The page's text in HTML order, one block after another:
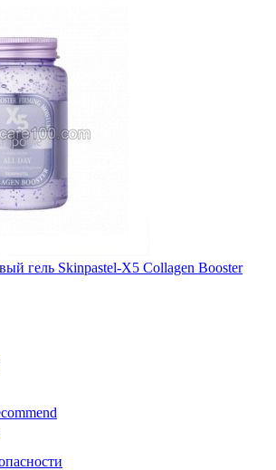
гель Skinpastel-X5 Collagen Booster